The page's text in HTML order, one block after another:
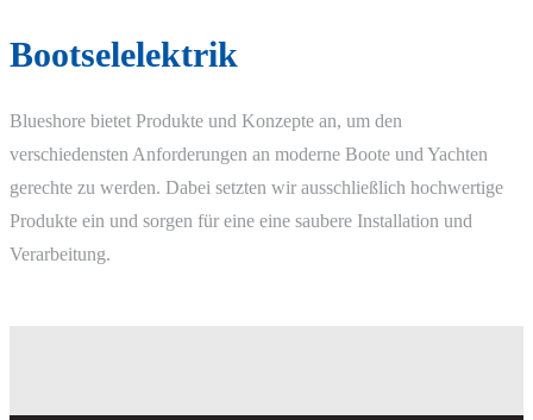
Bootselelektrik
Blueshore bietet Produkte und Konzepte an, um den
verschiedensten Anforderungen an moderne Boote und Yachten
gerechte zu werden. Dabei setzten wir ausschließlich hochwertige
Produkte ein und sorgen für eine eine saubere Installation und
Verarbeitung.